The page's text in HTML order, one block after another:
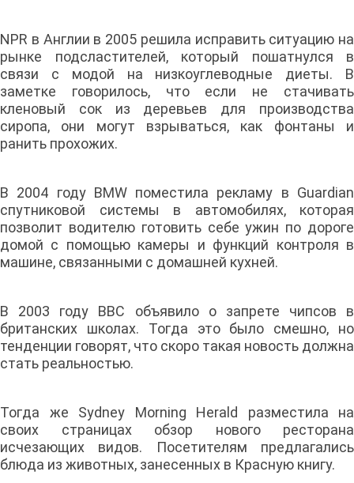
NPR в Англии в 2005 решила исправить ситуацию на
рынке подсластителей, который пошатнулся в
связи с модой на низкоуглеводные диеты. В
заметке говорилось, что если не стачивать
кленовый сок из деревьев для производства
сиропа, они могут взрываться, как фонтаны и
ранить прохожих.
В 2004 году BMW поместила рекламу в Guardian
спутниковой системы в автомобилях, которая
позволит водителю готовить себе ужин по дороге
домой с помощью камеры и функций контроля в
машине, связанными с домашней кухней.
В 2003 году BBC объявило о запрете чипсов в
британских школах. Тогда это было смешно, но
тенденции говорят, что скоро такая новость должна
стать реальностью.
Тогда же Sydney Morning Herald разместила на
своих страницах обзор нового ресторана
исчезающих видов. Посетителям предлагались
блюда из животных, занесенных в Красную книгу.